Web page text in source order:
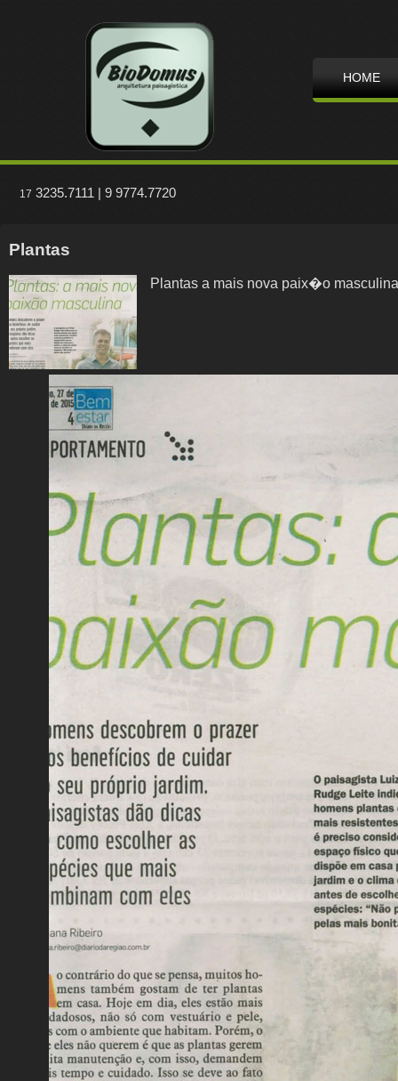
HOME
17 3235.7111 | 9 9774.7720
Plantas
Plantas a mais nova paix�o masculina